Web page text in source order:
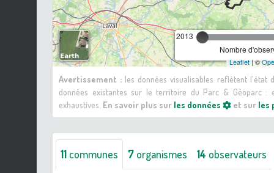
2013
Nombre
Leaflet| ©
Avertissement : les données visualisables reflètent l'état
données existantes sur le territoire du Parc & Géoparc :
exhaustives. En savoir plus sur les données et sur les
11 communes 7 organismes 14 observateurs